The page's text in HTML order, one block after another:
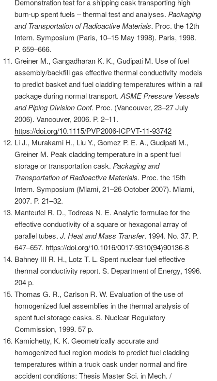
burn-up spent fuels – thermal test and analyses. Packaging
and Transportation of Radioactive Materials. Proc. the 12th
Intern. Symposium (Paris, 10–15 May 1998). Paris, 1998.
P. 659–666.
Greiner M., Gangadharan K. K., Gudipati M. Use of fuel
assembly/backfill gas effective thermal conductivity models
to predict basket and fuel cladding temperatures within a rail
package during normal transport. ASME Pressure Vessels
and Piping Division Conf. Proc. (Vancouver, 23–27 July
2006). Vancouver, 2006. P. 2–11.
https://doi.org/10.1115/PVP2006-ICPVT-11-93742
Li J., Murakami H., Liu Y., Gomez P. E. A., Gudipati M.,
Greiner M. Peak cladding temperature in a spent fuel
storage or transportation cask. Packaging and
Transportation of Radioactive Materials. Proc. the 15th
Intern. Symposium (Miami, 21–26 October 2007). Miami,
2007. P. 21–32.
Manteufel R. D., Todreas N. E. Analytic formulae for the
effective conductivity of a square or hexagonal array of
parallel tubes. J. Heat and Mass Transfer. 1994. No. 37. P.
647–657. https://doi.org/10.1016/0017-9310(94)90136-8
Bahney III R. H., Lotz T. L. Spent nuclear fuel effective
thermal conductivity report. S. Department of Energy, 1996.
204 p.
Thomas G. R., Carlson R. W. Evaluation of the use of
homogenized fuel assemblies in the thermal analysis of
spent fuel storage casks. S. Nuclear Regulatory
Commission, 1999. 57 p.
Kamichetty, K. K. Geometrically accurate and
homogenized fuel region models to predict fuel cladding
temperatures within a truck cask under normal and fire
accident conditions: Thesis Master Sci. in Mech. /